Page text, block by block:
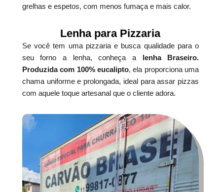
grelhas e espetos, com menos fumaça e mais calor.
Lenha para Pizzaria
Se você tem uma pizzaria e busca qualidade para o
seu forno a lenha, conheça a lenha Braseiro.
Produzida com 100% eucalipto, ela proporciona uma
chama uniforme e prolongada, ideal para assar pizzas
com aquele toque artesanal que o cliente adora.